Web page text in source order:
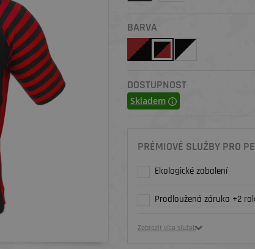
BARVA
DOSTUPNOST
Skladem
PRÉMIOVÉ SLUŽBY PRO
Ekologické zabalení
Prodloužená záruka +2
Zobrazit více služeb